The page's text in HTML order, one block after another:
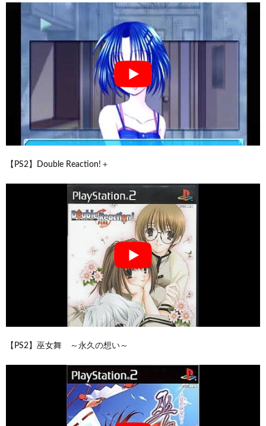
【PS2】Double Reaction!＋
【PS2】巫女舞 ～永久の想い～